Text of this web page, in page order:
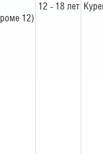
12)
12 - 18 лет